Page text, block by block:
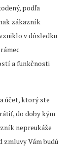
podľa
zákazník
v dôsledku
a funkčnosti
účet, ktorý ste
do doby kým
nepreukáže
zmluvy Vám budú